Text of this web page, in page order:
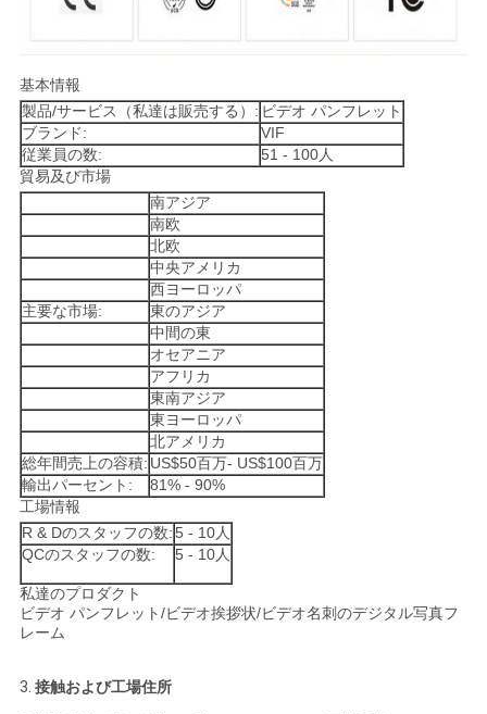
基本情報
製品/サービス（私達は販売する）: ビデオ パンフレット
ブランド:
VIF
従業員の数:
51 - 100人
貿易及び市場
南アジア
南欧
北欧
中央アメリカ
西ヨーロッパ
主要な市場:
東のアジア
中間の東
オセアニア
アフリカ
東南アジア
東ヨーロッパ
北アメリカ
総年間売上の容積: US$50百万- US$100百万
輸出パーセント:
81% - 90%
工場情報
R & Dのスタッフの数:5 - 10人
QCのスタッフの数:
5 - 10人
私達のプロダクト
ビデオ パンフレット/ビデオ挨拶状/ビデオ名刺のデジタル写真フ
レーム
3. 接触および工場住所